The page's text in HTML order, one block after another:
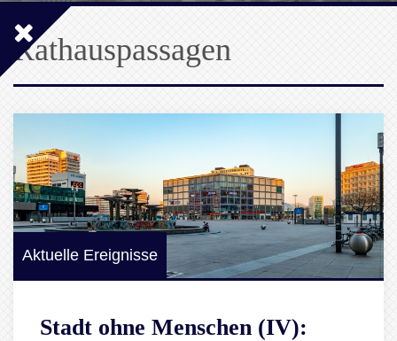
Rathauspassagen
Aktuelle Ereignisse
Stadt ohne Menschen (IV):